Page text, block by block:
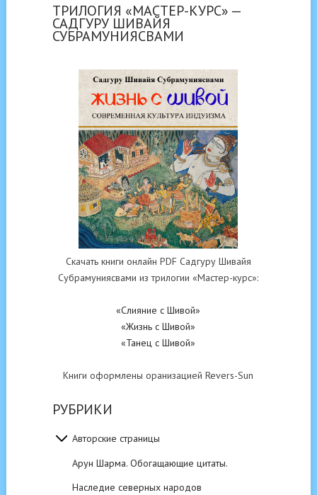
ТРИЛОГИЯ «МАСТЕР-КУРС» —
САДГУРУ ШИВАЙЯ
СУБРАМУНИЯСВАМИ
Скачать книги онлайн PDF Садгуру Шивайя
Субрамуниясвами из трилогии «Мастер-курс»:
«Слияние с Шивой»
«Жизнь с Шивой»
«Танец с Шивой»
Книги оформлены оранизацией Revers-Sun
РУБРИКИ
Авторские страницы
Арун Шарма. Обогащающие цитаты.
Наследие северных народов